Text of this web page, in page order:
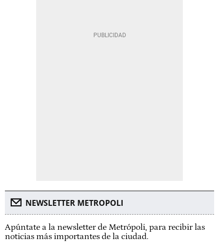
NEWSLETTER METROPOLI
Apúntate a la newsletter de Metrópoli, para recibir las
noticias más importantes de la ciudad.